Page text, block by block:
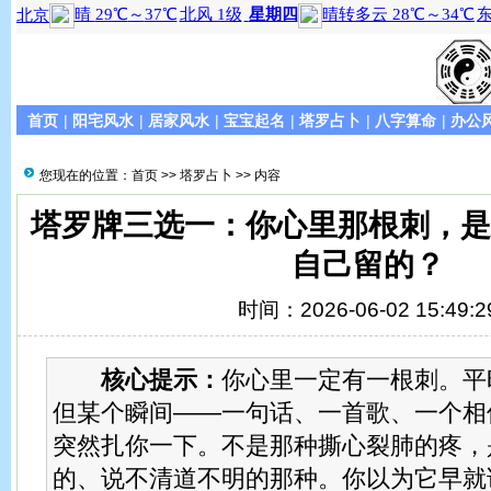
首页 | 阳宅风水 | 居家风水 | 宝宝起名 | 塔罗占卜 | 八字算命 | 办公
您现在的位置： 首页 >> 塔罗占卜 >> 内容
塔罗牌三选一：你心里那根刺，
自己留的？
时间：2026-06-02
核心提示： 你心里一定有一根刺。
但某个瞬间——一句话、一首歌、一个
突然扎你一下。不是那种撕心裂肺的疼
的、说不清道不明的那种。你以为它早